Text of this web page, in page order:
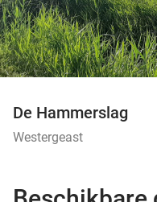
De Hammerslag
Westergeast